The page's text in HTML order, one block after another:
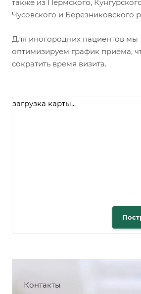
также из Пермского,
Чусовского и Березниковского
Для иногородних пациентов мы
оптимизируем график приёма,
сократить время визита.
загрузка карты...
Контакты